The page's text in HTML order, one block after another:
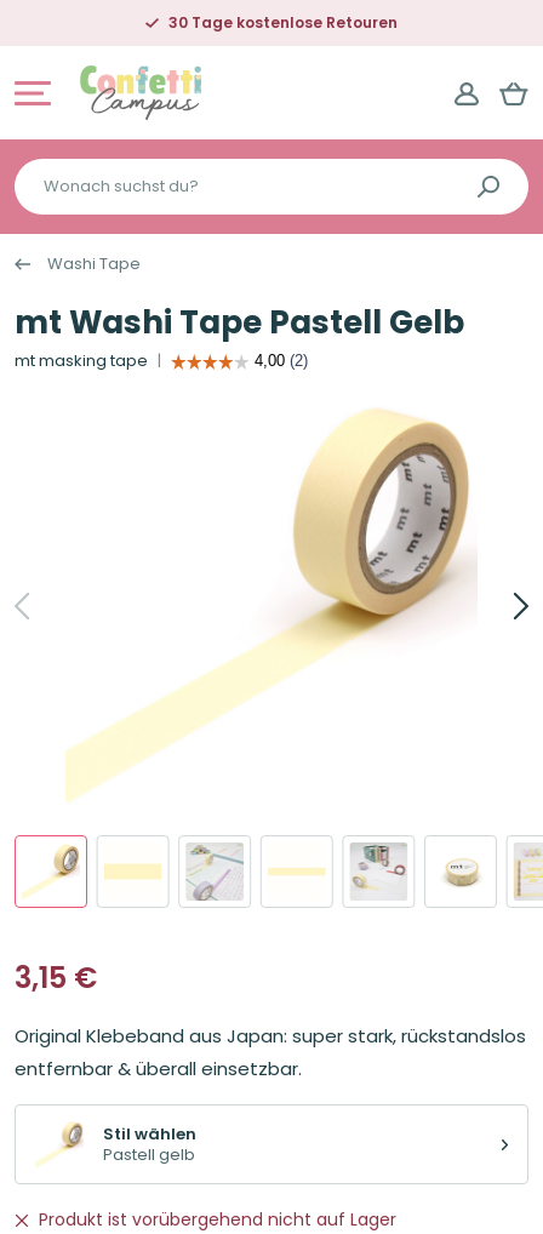
30 Tage kostenlose Retouren
Wonach
suchst
du?
Washi Tape
mt Washi Tape Pastell Gelb
mt masking tape
3,15 €
Original Klebeband aus Japan: super stark, rückstandslos
entfernbar & überall einsetzbar.
Stil wählen
Pastell gelb
Produkt ist vorübergehend nicht auf Lager